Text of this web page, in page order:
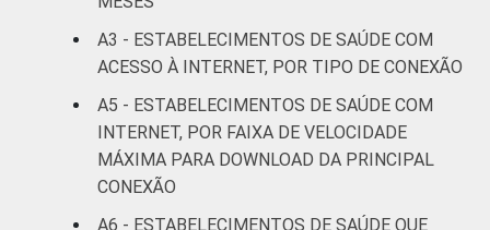
LOCALIZAÇÃO Capital 57
Interior 32
Fonte: CGI/NIC.br, Centro Regional de
Estudos para o Desenvolvimento da
Sociedade da Informação (Cetic.br),
A3 - ESTABELECIMENTOS DE SAÚDE COM
ACESSO À INTERNET, POR TIPO DE CONEXÃO
A5 - ESTABELECIMENTOS DE SAÚDE COM
INTERNET, POR FAIXA DE VELOCIDADE
MÁXIMA PARA DOWNLOAD DA PRINCIPAL
CONEXÃO
A6 - ESTABELECIMENTOS DE SAÚDE QUE